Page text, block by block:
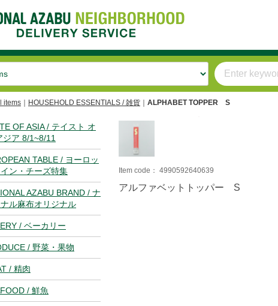
items HOUSEHOLD ESSENTIALS / 雑貨 ALPHABET TOPPER S
OF ASIA / テイスト オ
ジア 8/1~8/11
TABLE / ヨーロッ
ン・チーズ特集
AZABU BRAND / ナ
ル麻布オリジナル
/ ベーカリー
/ 野菜・果物
/ 精肉
/ 鮮魚
Item code： 4990592640639
アルファベットトッパー S